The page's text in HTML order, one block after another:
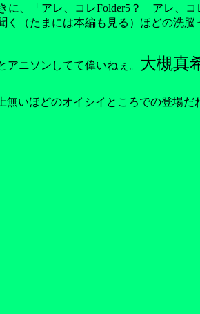
に、「アレ、コレFolder5？ アレ、
（たまには本編も見る）ほどの洗
ニソンしてて偉いねぇ。 大槻真
いほどのオイシイところでの登場